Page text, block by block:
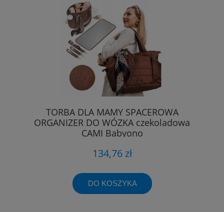
TORBA DLA MAMY SPACEROWA
ORGANIZER DO WÓZKA czekoladowa
CAMI Babyono
134,76 zł
DO KOSZYKA